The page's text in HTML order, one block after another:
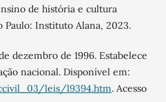
de história e cultura
Paulo: Instituto Alana, 2023.
dezembro de 1996. Estabelece
nacional. Disponível em:
leis/l9394.htm. Acesso